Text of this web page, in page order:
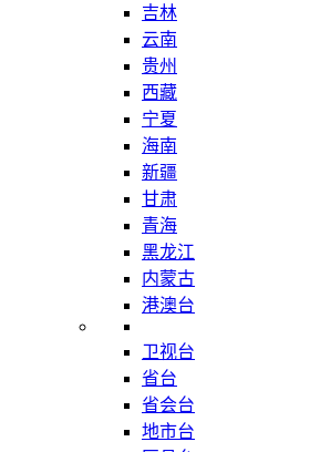
吉林
云南
贵州
西藏
宁夏
海南
新疆
甘肃
青海
黑龙江
内蒙古
港澳台
卫视台
省台
省会台
地市台